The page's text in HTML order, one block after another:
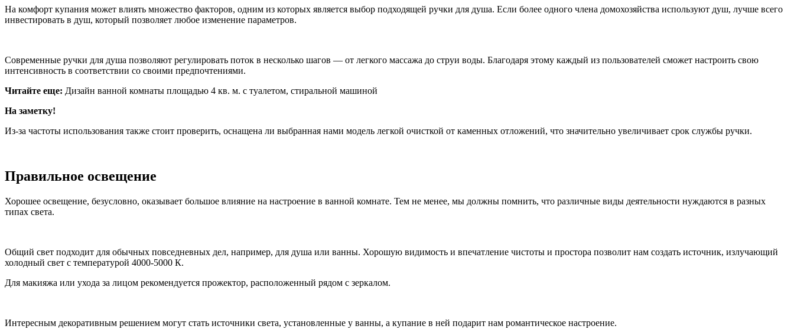
На комфорт купания может влиять множество факторов, одним из которых является выбор подходящей ручки для душа. Если более одного члена домохозяйства используют душ, лучше всего
инвестировать в душ, который позволяет любое изменение параметров.
Современные ручки для душа позволяют регулировать поток в несколько шагов — от легкого массажа до струи воды. Благодаря этому каждый из пользователей сможет настроить свою
интенсивность в соответствии со своими предпочтениями.
Читайте еще: Дизайн ванной комнаты площадью 4 кв. м. с туалетом, стиральной машиной
На заметку!
Из-за частоты использования также стоит проверить, оснащена ли выбранная нами модель легкой очисткой от каменных отложений, что значительно увеличивает срок службы ручки.
Правильное освещение
Хорошее освещение, безусловно, оказывает большое влияние на настроение в ванной комнате. Тем не менее, мы должны помнить, что различные виды деятельности нуждаются в разных
типах света.
Общий свет подходит для обычных повседневных дел, например, для душа или ванны. Хорошую видимость и впечатление чистоты и простора позволит нам создать источник, излучающий
холодный свет с температурой 4000-5000 К.
Для макияжа или ухода за лицом рекомендуется прожектор, расположенный рядом с зеркалом.
Интересным декоративным решением могут стать источники света, установленные у ванны, а купание в ней подарит нам романтическое настроение.